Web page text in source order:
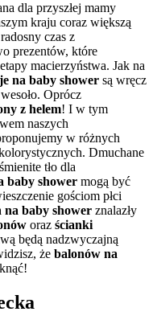
dla przyszłej mamy
kraju coraz większą
czas z
prezentów, które
macierzyństwa. Jak na
na baby shower są wręcz
Oprócz
z helem! I w tym
naszych
w różnych
Dmuchane
tło dla
baby shower mogą być
gościom płci
baby shower znalazły
oraz ścianki
będą nadzwyczajną
że balonów na